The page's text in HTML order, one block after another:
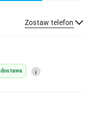
Zostaw telefon